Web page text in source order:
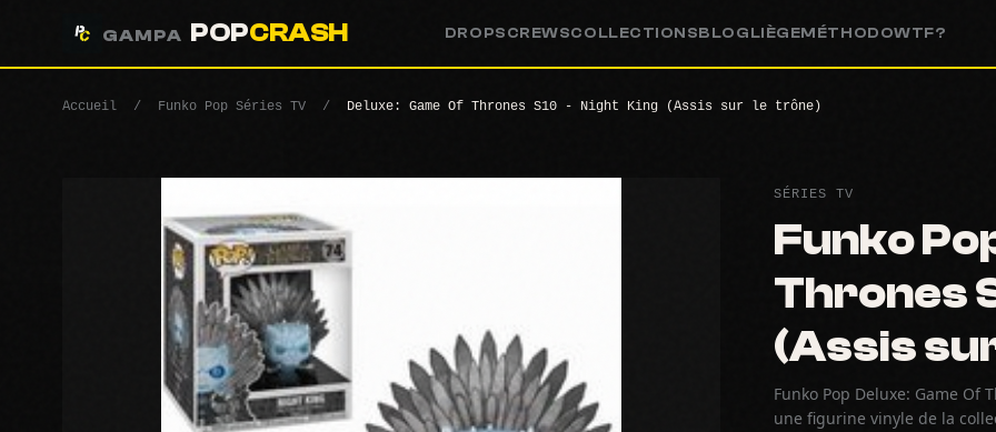
GAMPA POPCRASH DROPS CREWSCOLLECTIONSBLOG LIÈGEMÉTHODOWTF?
Accueil / Funko Pop Séries TV / Deluxe: Game Of Thrones S10 - Night King (Assis sur le trône)
SÉRIES TV
Funko
Thrones
(Assis
Funko Pop Deluxe: Game Of
une figurine vinyle de la